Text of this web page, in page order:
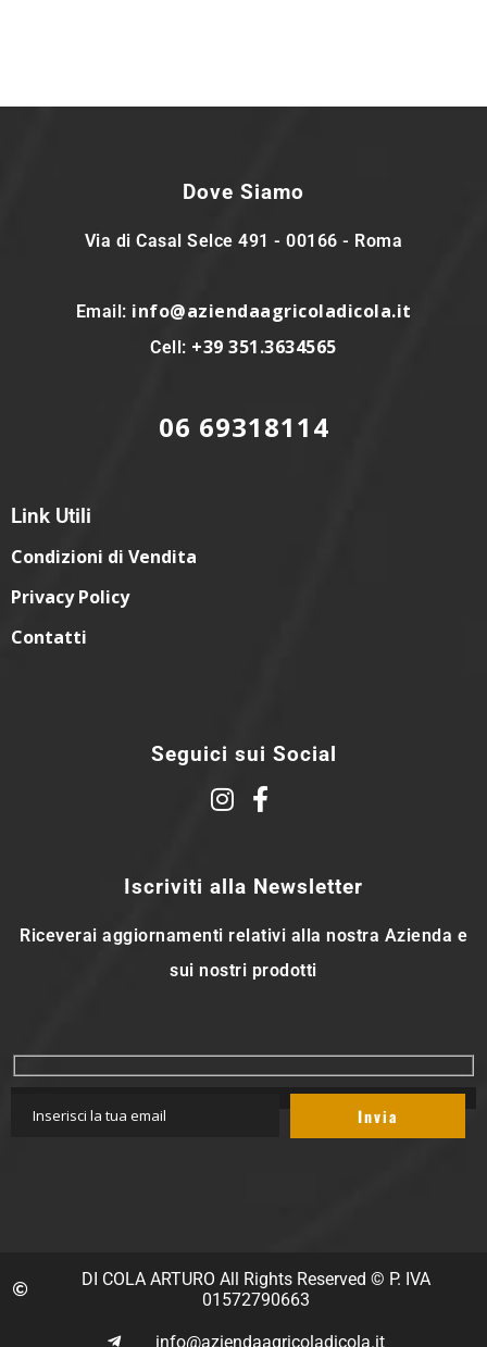
Dove Siamo
Via di Casal Selce 491 - 00166 - Roma
Email: info@aziendaagricoladicola.it
Cell: +39 351.3634565
06 69318114
Link Utili
Condizioni di Vendita
Privacy Policy
Contatti
Seguici sui Social
Iscriviti alla Newsletter
Riceverai aggiornamenti relativi alla nostra Azienda e
sui nostri prodotti
DI COLA ARTURO All Rights Reserved © P. IVA
01572790663
info@aziendaagricoladicola.it